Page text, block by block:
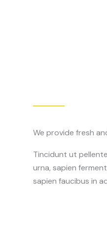
We provide fresh
Tincidunt ut
urna, sapien
sapien faucibus in